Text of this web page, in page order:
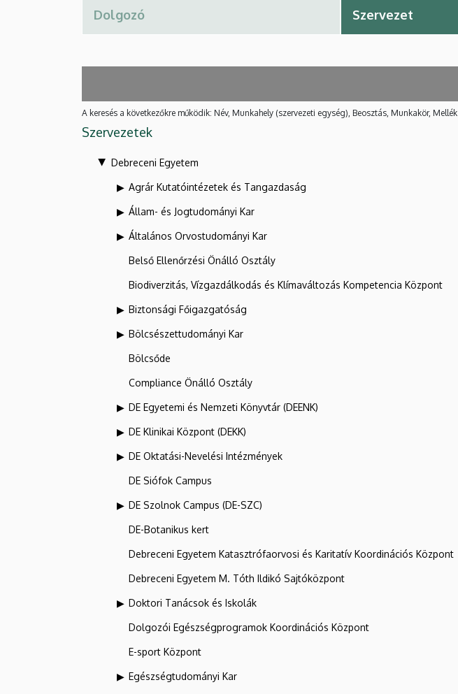
A keresés a következőkre működik: Név, Munkahely (szervezeti egység), Beosztás, Munkakör, Mellék
Szervezetek
Debreceni Egyetem
Agrár Kutatóintézetek és Tangazdaság
Állam- és Jogtudományi Kar
Általános Orvostudományi Kar
Belső Ellenőrzési Önálló Osztály
Biodiverzitás, Vízgazdálkodás és Klímaváltozás Kompetencia Központ
Biztonsági Főigazgatóság
Bölcsészettudományi Kar
Bölcsőde
Compliance Önálló Osztály
DE Egyetemi és Nemzeti Könyvtár (DEENK)
DE Klinikai Központ (DEKK)
DE Oktatási-Nevelési Intézmények
DE Siófok Campus
DE Szolnok Campus (DE-SZC)
DE-Botanikus kert
Debreceni Egyetem Katasztrófaorvosi és Karitatív Koordinációs Központ
Debreceni Egyetem M. Tóth Ildikó Sajtóközpont
Doktori Tanácsok és Iskolák
Dolgozói Egészségprogramok Koordinációs Központ
E-sport Központ
Egészségtudományi Kar